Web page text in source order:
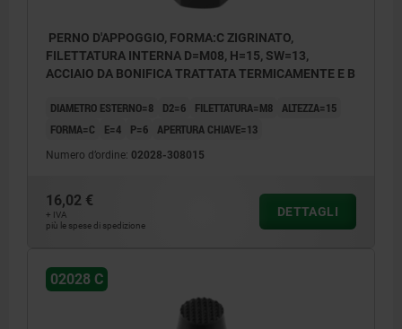
PERNO D'APPOGGIO, FORMA:C ZIGRINATO,
FILETTATURA INTERNA D=M08, H=15, SW=13,
ACCIAIO DA BONIFICA TRATTATA TERMICAMENTE E B
DIAMETRO ESTERNO=8 D2=6 FILETTATURA=M8 ALTEZZA=15
FORMA=C
E=4 P=6 APERTURA CHIAVE=13
Numero d’ordine: 02028-308015
16,02 €
+ IVA
più le spese di spedizione
DETTAGLI
02028 C